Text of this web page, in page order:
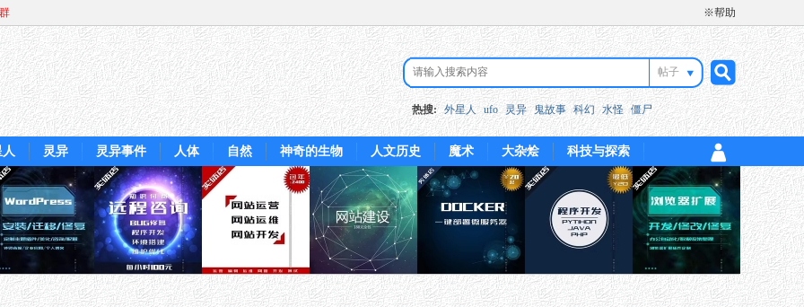
※帮助
帖子
搜
索
热搜: 外星人 ufo 灵异 鬼故事 科幻 水怪 僵尸
灵异 灵异事件 人体 自然 神奇的生物 人文历史 魔术 大杂烩 科技与探索